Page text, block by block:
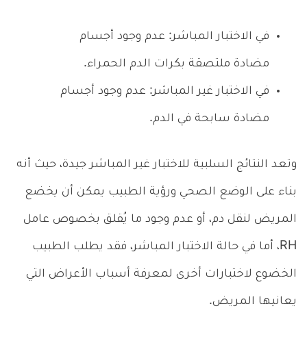
في الاختبار المباشر: عدم وجود أجسام
مضادة ملتصقة بكرات الدم الحمراء.
في الاختبار غير المباشر: عدم وجود أجسام
مضادة سابحة في الدم.
وتعد النتائج السلبية للاختبار غير المباشر جيدة، حيث أنه
بناء على الوضع الصحي ورؤية الطبيب يمكن أن يخضع
المريض لنقل دم، أو عدم وجود ما يُقلق بخصوص عامل
RH، أما في حالة الاختبار المباشر، فقد يطلب الطبيب
الخضوع لاختبارات أخرى لمعرفة أسباب الأعراض التي
يعانيها المريض.